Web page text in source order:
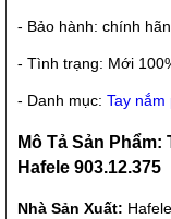
- Bảo hành: chính
- Tình trạng: Mới
- Danh mục: Tay
Mô Tả Sản Phẩm:
Hafele 903.12.375
Nhà Sản Xuất: Hafele